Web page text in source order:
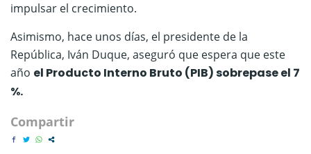
impulsar el crecimiento.
Asimismo, hace unos días, el presidente de la
República, Iván Duque, aseguró que espera que este
año el Producto Interno Bruto (PIB) sobrepase el 7
%.
Compartir